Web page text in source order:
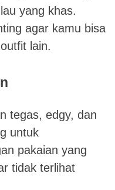
yang khas.
agar kamu bisa
lain.
tegas, edgy, dan
untuk
pakaian yang
tidak terlihat